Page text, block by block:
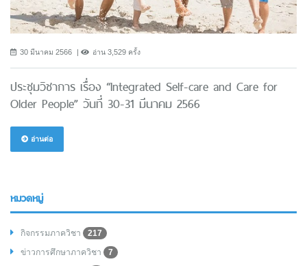
30 มีนาคม 2566 อ่าน 3,529 ครั้ง
ประชุมวิชาการ เรื่อง “Integrated Self-care and Care for
Older People” วันที่ 30-31 มีนาคม 2566
อ่านต่อ
หมวดหมู่
กิจกรรมภาควิชา
217
ข่าวการศึกษาภาควิชา
7